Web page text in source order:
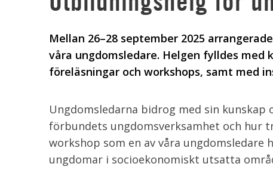
Mellan 26–28 september 2025
våra ungdomsledare. Helgen fylldes
föreläsningar och workshops, samt med
Ungdomsledarna bidrog med sin kunskap
förbundets ungdomsverksamhet och hur
workshop som en av våra
ungdomar i socioekonomiskt utsatta